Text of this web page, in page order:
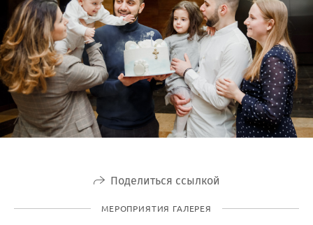
Поделиться ссылкой
МЕРОПРИЯТИЯ ГАЛЕРЕЯ